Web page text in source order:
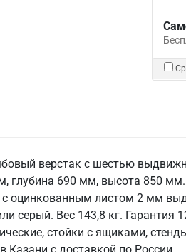
верстак с шестью
глубина 690 мм, высота 850
листом 2 мм
серый. Вес 143,8 кг.
стойки с ящиками,